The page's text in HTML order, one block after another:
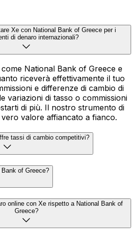
Xe con National Bank of Greece per i
di denaro internazionali?
National Bank of Greece e
riceverà effettivamente il tuo
e differenze di cambio di
variazioni di tasso o commissioni
di più. Il nostro strumento di
valore affiancato a fianco.
tassi di cambio competitivi?
of Greece?
online con Xe rispetto a National Bank of
Greece?